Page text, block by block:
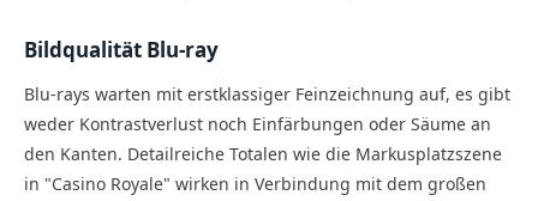
Bildqualität Blu-ray
Blu-rays warten mit erstklassiger Feinzeichnung auf, es gibt
weder Kontrastverlust noch Einfärbungen oder Säume an
den Kanten. Detailreiche Totalen wie die Markusplatzszene
in "Casino Royale" wirken in Verbindung mit dem großen